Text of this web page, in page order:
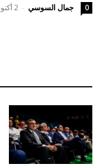
جمال السوسي - 2 أكتوبر 2021 0